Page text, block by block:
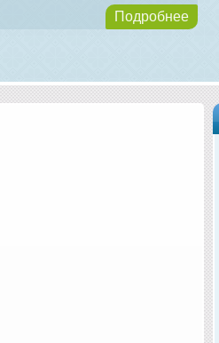
Подробнее